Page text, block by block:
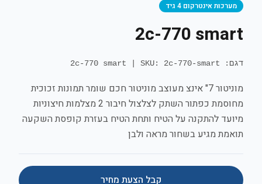
מערכות אינטרקום 4 גיד
2c-770 smart
דגם: 2c-770 smart SKU: 2c-770-smart
מוניטור 7" אינצ מעוצב מוניטור חכם שומר תמונות זכוכית
מחוסמת כפתור השתק לצלצול חיבור 2 מצלמות חיצוניות
מיועד להתקנה על הטיח ותחת הטיח בעזרת קופסת השקעה
תואמת מגיע בשחור מראה ולבן
קבל הצעת מחיר